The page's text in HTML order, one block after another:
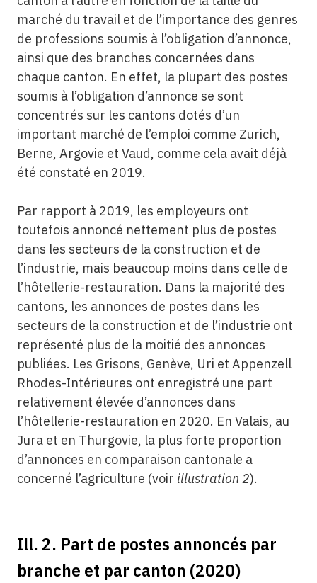
marché du travail et de l’importance des genres
de professions soumis à l’obligation d’annonce,
ainsi que des branches concernées dans
chaque canton. En effet, la plupart des postes
soumis à l’obligation d’annonce se sont
concentrés sur les cantons dotés d’un
important marché de l’emploi comme Zurich,
Berne, Argovie et Vaud, comme cela avait déjà
été constaté en 2019.
Par rapport à 2019, les employeurs ont
toutefois annoncé nettement plus de postes
dans les secteurs de la construction et de
l’industrie, mais beaucoup moins dans celle de
l’hôtellerie-restauration. Dans la majorité des
cantons, les annonces de postes dans les
secteurs de la construction et de l’industrie ont
représenté plus de la moitié des annonces
publiées. Les Grisons, Genève, Uri et Appenzell
Rhodes-Intérieures ont enregistré une part
relativement élevée d’annonces dans
l’hôtellerie-restauration en 2020. En Valais, au
Jura et en Thurgovie, la plus forte proportion
d’annonces en comparaison cantonale a
concerné l’agriculture (voir illustration 2).
Ill. 2. Part de postes annoncés par
branche et par canton (2020)